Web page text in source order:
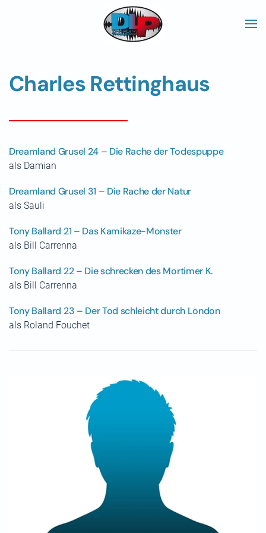
Skip to main content
Charles Rettinghaus
Dreamland Grusel 24 – Die Rache der Todespuppe
als Damian
Dreamland Grusel 31 – Die Rache der Natur
als Sauli
Tony Ballard 21 – Das Kamikaze-Monster
als Bill Carrenna
Tony Ballard 22 – Die schrecken des Mortimer K.
als Bill Carrenna
Tony Ballard 23 – Der Tod schleicht durch London
als Roland Fouchet